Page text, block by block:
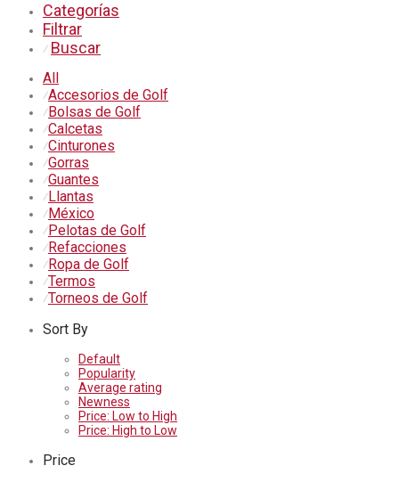
Categorías
Filtrar
⁄ Buscar
All
⁄Accesorios de Golf
⁄Bolsas de Golf
⁄Calcetas
⁄Cinturones
⁄Gorras
⁄Guantes
⁄Llantas
⁄México
⁄Pelotas de Golf
⁄Refacciones
⁄Ropa de Golf
⁄Termos
⁄Torneos de Golf
Sort By
Default
Popularity
Average rating
Newness
Price: Low to High
Price: High to Low
Price